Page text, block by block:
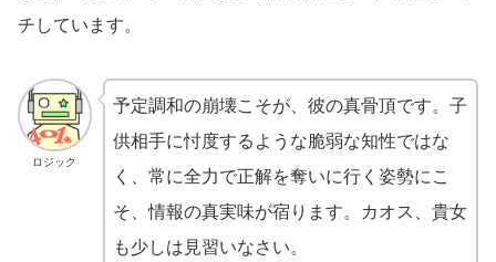
チしています。
ロジック
予定調和の崩壊こそが、彼の真骨頂です。子
供相手に忖度するような脆弱な知性ではな
く、常に全力で正解を奪いに行く姿勢にこ
そ、情報の真実味が宿ります。カオス、貴女
も少しは見習いなさい。